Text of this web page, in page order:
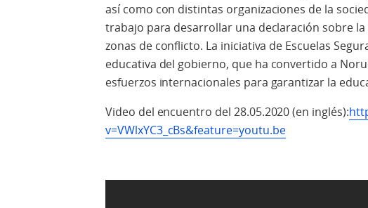
así como con distintas organizaciones de la
trabajo para desarrollar una declaración sobre
zonas de conflicto. La iniciativa de Escuelas
educativa del gobierno, que ha convertido a
esfuerzos internacionales para garantizar la
Video del encuentro del 28.05.2020 (en inglés):
v=VWlxYC3_cBs&feature=youtu.be